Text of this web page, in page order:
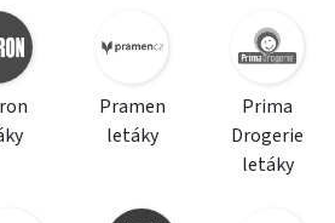
Pramen
letáky
Prima
Drogerie
letáky